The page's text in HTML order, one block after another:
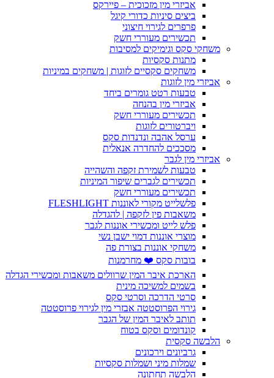
אביזרי מין מזכוכית – פיירקס
ביצים סיניות כדורי קיגל
פרפרים לגירוי חיצוני
תכשירים מעוררי חשק
משחקי סקס וגימיקים למסיבות
מתנות סקסיות
משחקים סקסיים לזוגות | משחקים במיניות
אביזרי מין לזוגות
טבעות רטט גומרים ביחד
אביזרי מין בהנחה
תכשירים מעוררי חשק
ויברטורים לזוגות
ערסל אהבה ונדנדות סקס
מסככים להחדרה אנאלית
אביזרי מין לגבר
טבעות לשמירת זקפה והשהייה
תכשירים לגברים שיפור המיניות
תכשירים מעוררי חשק
פלשלייט מקורי לאוננות FLESHLIGHT
משאבות פין לזקפה | להגדלה
פלש לייט ומכשירי אוננות לגבר
מוצרי אוננות דמוי ישבן נשי
משחקי אוננות בצורת פה
בובות סקס ❤️ מחרמנות
הארכת איבר המין שרוולים משאבות ומכשירי הגדלה
בשמים למשיכה מינית
סרטי הדרכה וסרטי סקס
גירוי הפרוסטטה אבזרי מין לגירוי פרוסטטה
תותב לאיבר המין של הגבר
קונדומים וסקס בטוח
הלבשה סקסית
גרביונים וירכונים
שמלות מיני ושמלות סקסיות
הלבשה תחתונה